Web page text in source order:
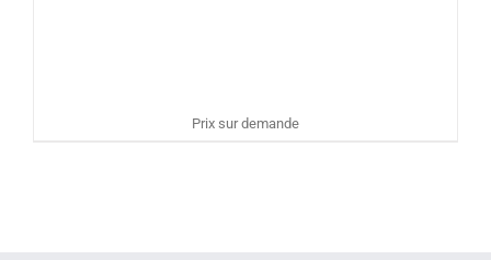
Prix sur demande